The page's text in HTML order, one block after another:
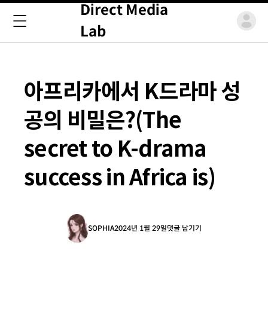
Direct Media
Lab
아프리카에서 K드라마 성
공의 비밀은?(The
secret to K-drama
success in Africa is)
SOPHIA2024년 1월 29일댓글 남기기